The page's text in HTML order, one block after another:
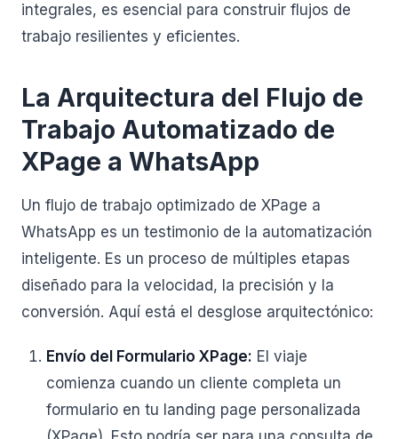
integrales, es esencial para construir flujos de
trabajo resilientes y eficientes.
La Arquitectura del Flujo de
Trabajo Automatizado de
XPage a WhatsApp
Un flujo de trabajo optimizado de XPage a
WhatsApp es un testimonio de la automatización
inteligente. Es un proceso de múltiples etapas
diseñado para la velocidad, la precisión y la
conversión. Aquí está el desglose arquitectónico:
Envío del Formulario XPage: El viaje
comienza cuando un cliente completa un
formulario en tu landing page personalizada